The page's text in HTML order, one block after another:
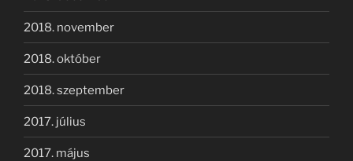
2018. november
2018. október
2018. szeptember
2017. július
2017. május